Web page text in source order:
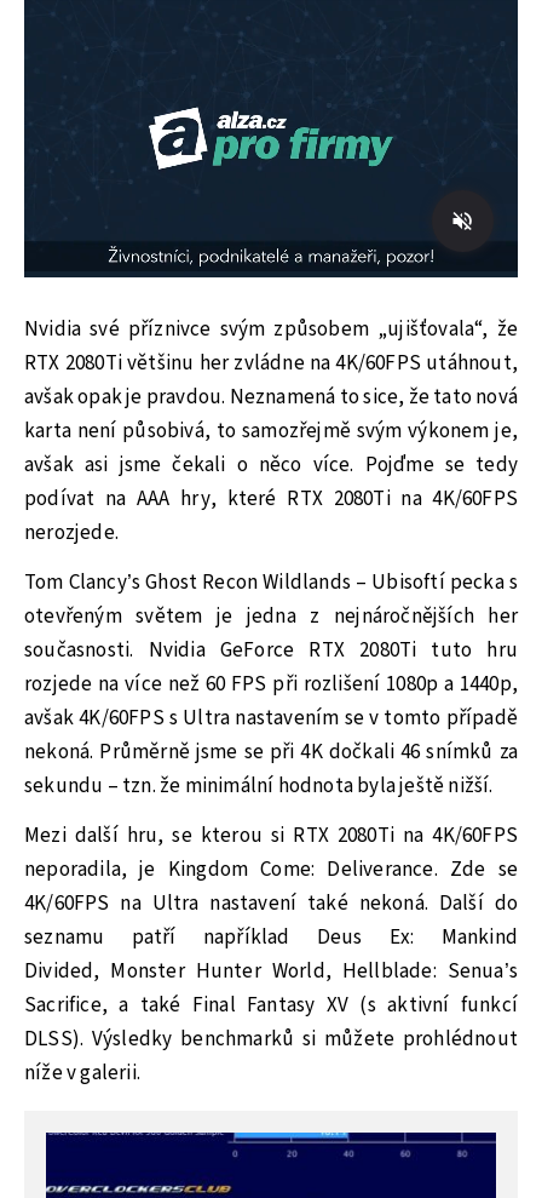
Nvidia své příznivce svým způsobem „ujišťovala“, že
RTX 2080Ti většinu her zvládne na 4K/60FPS utáhnout,
avšak opak je pravdou. Neznamená to sice, že tato nová
karta není působivá, to samozřejmě svým výkonem je,
avšak asi jsme čekali o něco více. Pojďme se tedy
podívat na AAA hry, které RTX 2080Ti na 4K/60FPS
nerozjede.
Tom Clancy’s Ghost Recon Wildlands – Ubisoftí pecka s
otevřeným světem je jedna z nejnáročnějších her
současnosti. Nvidia GeForce RTX 2080Ti tuto hru
rozjede na více než 60 FPS při rozlišení 1080p a 1440p,
avšak 4K/60FPS s Ultra nastavením se v tomto případě
nekoná. Průměrně jsme se při 4K dočkali 46 snímků za
sekundu – tzn. že minimální hodnota byla ještě nižší.
Mezi další hru, se kterou si RTX 2080Ti na 4K/60FPS
neporadila, je Kingdom Come: Deliverance. Zde se
4K/60FPS na Ultra nastavení také nekoná. Další do
seznamu patří například Deus Ex: Mankind
Divided, Monster Hunter World, Hellblade: Senua’s
Sacrifice, a také Final Fantasy XV (s aktivní funkcí
DLSS). Výsledky benchmarků si můžete prohlédnout
níže v galerii.